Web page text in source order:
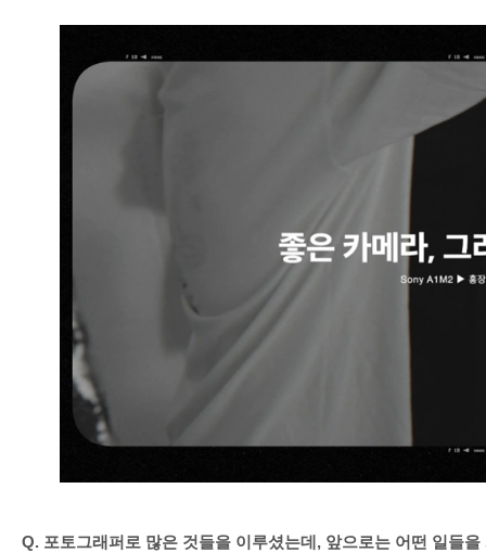
Q. 포토그래퍼로 많은 것들을 이루셨는데 , 앞으로는 어떤 일들